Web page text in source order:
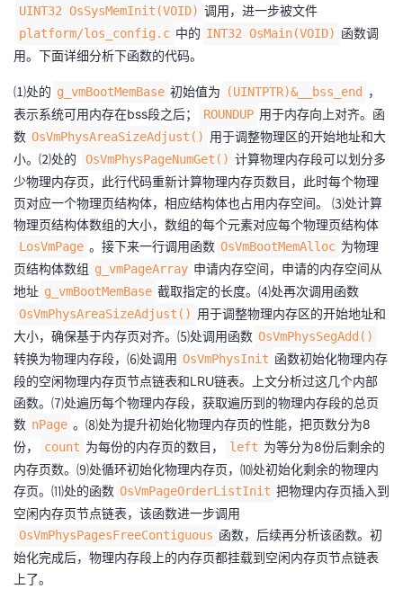
UINT32 OsSysMemInit(VOID) 调用，进一步被文件
platform/los_config.c 中的 INT32 OsMain(VOID) 函数调
用。下面详细分析下函数的代码。
⑴处的 g_vmBootMemBase 初始值为 (UINTPTR)&__bss_end
，
表示系统可用内存在bss段之后；
ROUNDUP 用于内存向上对齐。函
数 OsVmPhysAreaSizeAdjust() 用于调整物理区的开始地址和大
小。⑵处的
OsVmPhysPageNumGet() 计算物理内存段可以划分多
少物理内存页，此行代码重新计算物理内存页数目，此时每个物理
页对应一个物理页结构体，相应结构体也占用内存空间。 ⑶处计算
物理页结构体数组的大小，数组的每个元素对应每个物理页结构体
LosVmPage 。接下来一行调用函数 OsVmBootMemAlloc 为物理
页结构体数组 g_vmPageArray 申请内存空间，申请的内存空间从
地址 g_vmBootMemBase 截取指定的长度。⑷处再次调用函数
OsVmPhysAreaSizeAdjust() 用于调整物理内存区的开始地址和
大小，确保基于内存页对齐。⑸处调用函数 OsVmPhysSegAdd()
转换为物理内存段，⑹处调用 OsVmPhysInit 函数初始化物理内存
段的空闲物理内存页节点链表和LRU链表。上文分析过这几个内部
函数。⑺处遍历每个物理内存段，获取遍历到的物理内存段的总页
数 nPage 。⑻处为提升初始化物理内存页的性能，把页数分为8
份，
count 为每份的内存页的数目， left 为等分为8份后剩余的
内存页数。⑼处循环初始化物理内存页，⑽处初始化剩余的物理内
存页。⑾处的函数 OsVmPageOrderListInit 把物理内存页插入到
空闲内存页节点链表，该函数进一步调用
OsVmPhysPagesFreeContiguous 函数，后续再分析该函数。初
始化完成后，物理内存段上的内存页都挂载到空闲内存页节点链表
上了。